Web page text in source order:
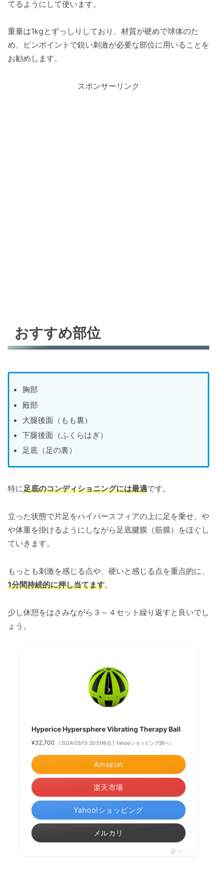
てるようにして使います。
重量は1kgとずっしりしており、材質が硬めで球体のた
め、ピンポイントで鋭い刺激が必要な部位に用いることを
お勧めします。
スポンサーリンク
おすすめ部位
胸部
殿部
大腿後面（もも裏）
下腿後面（ふくらはぎ）
足底（足の裏）
特に足底のコンディショニングには最適です。
立った状態で片足をハイパースフィアの上に足を乗せ、や
や体重を掛けるようにしながら足底腱膜（筋膜）をほぐし
ていきます。
もっとも刺激を感じる点や、硬いと感じる点を重点的に、
1分間持続的に押し当てます。
少し休憩をはさみながら３～４セット繰り返すと良いでし
ょう。
Hyperice Hypersphere Vibrating Therapy Ball
¥32,700 （2024/03/15 20:51時点 | Yahooショッピング調べ）
Amazon
楽天市場
Yahoo!ショッピング
メルカリ
ポチップ